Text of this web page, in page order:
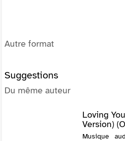
Autre format
Suggestions
Du même auteur
Loving
Version)
Musique